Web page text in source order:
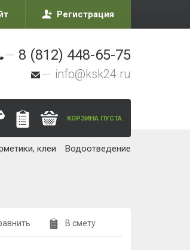
Регистрация
8 (812) 448-65-75
info@ksk24.ru
КОРЗИНА ПУСТА
клеи Водоотведение
В смету